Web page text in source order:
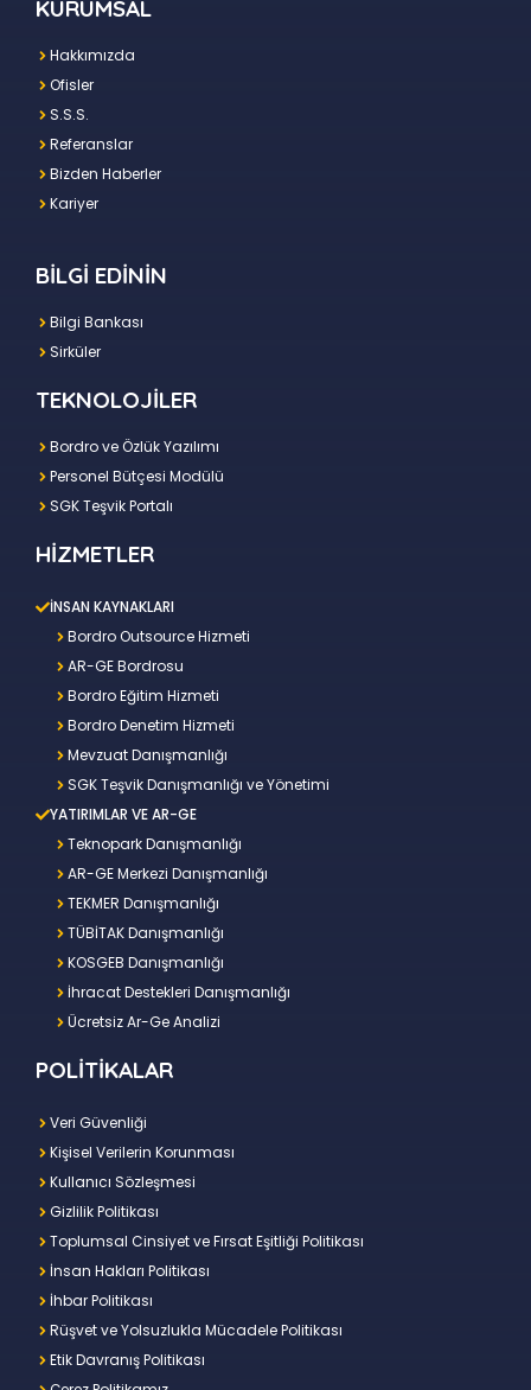
KURUMSAL
Hakkımızda
Ofisler
S.S.S.
Referanslar
Bizden Haberler
Kariyer
BİLGİ EDİNİN
Bilgi Bankası
Sirküler
TEKNOLOJİLER
Bordro ve Özlük Yazılımı
Personel Bütçesi Modülü
SGK Teşvik Portalı
HİZMETLER
İNSAN KAYNAKLARI
Bordro Outsource Hizmeti
AR-GE Bordrosu
Bordro Eğitim Hizmeti
Bordro Denetim Hizmeti
Mevzuat Danışmanlığı
SGK Teşvik Danışmanlığı ve Yönetimi
YATIRIMLAR VE AR-GE
Teknopark Danışmanlığı
AR-GE Merkezi Danışmanlığı
TEKMER Danışmanlığı
TÜBİTAK Danışmanlığı
KOSGEB Danışmanlığı
İhracat Destekleri Danışmanlığı
Ücretsiz Ar-Ge Analizi
POLİTİKALAR
Veri Güvenliği
Kişisel Verilerin Korunması
Kullanıcı Sözleşmesi
Gizlilik Politikası
Toplumsal Cinsiyet ve Fırsat Eşitliği Politikası
İnsan Hakları Politikası
İhbar Politikası
Rüşvet ve Yolsuzlukla Mücadele Politikası
Etik Davranış Politikası